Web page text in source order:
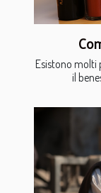
Esistono molti
il